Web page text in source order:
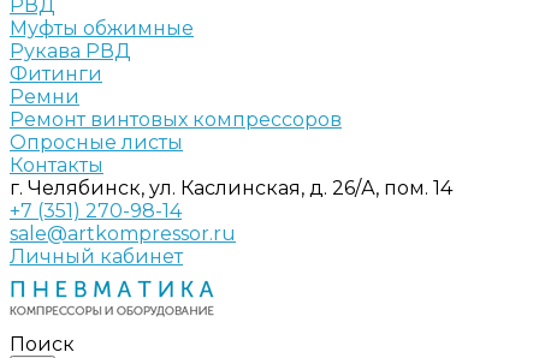
РВД
Муфты обжимные
Рукава РВД
Фитинги
Ремни
Ремонт винтовых компрессоров
Опросные листы
Контакты
г. Челябинск, ул. Каслинская, д. 26/А, пом. 14
+7 (351) 270-98-14
sale@artkompressor.ru
Личный кабинет
Поиск